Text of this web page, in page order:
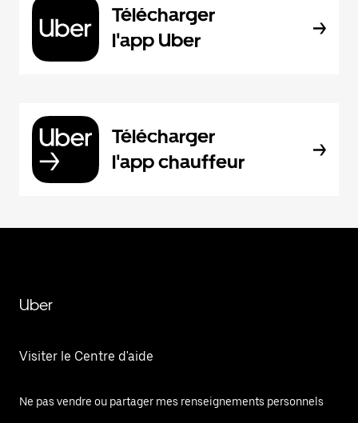
Télécharger
l'app Uber
Télécharger
l'app chauffeur
Uber
Visiter le Centre d'aide
Ne pas vendre ou partager mes renseignements personnels